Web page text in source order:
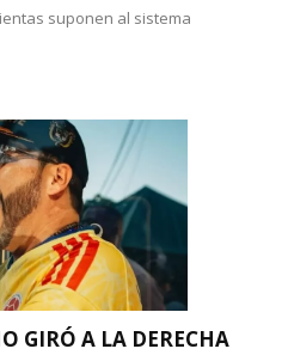
suponen al sistema
GIRÓ A LA DERECHA